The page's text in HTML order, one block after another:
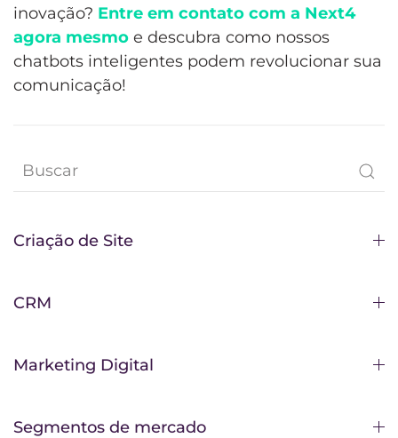
inovação? Entre em contato com a Next4
agora mesmo e descubra como nossos
chatbots inteligentes podem revolucionar sua
comunicação!
Criação de Site
CRM
Marketing Digital
Segmentos de mercado